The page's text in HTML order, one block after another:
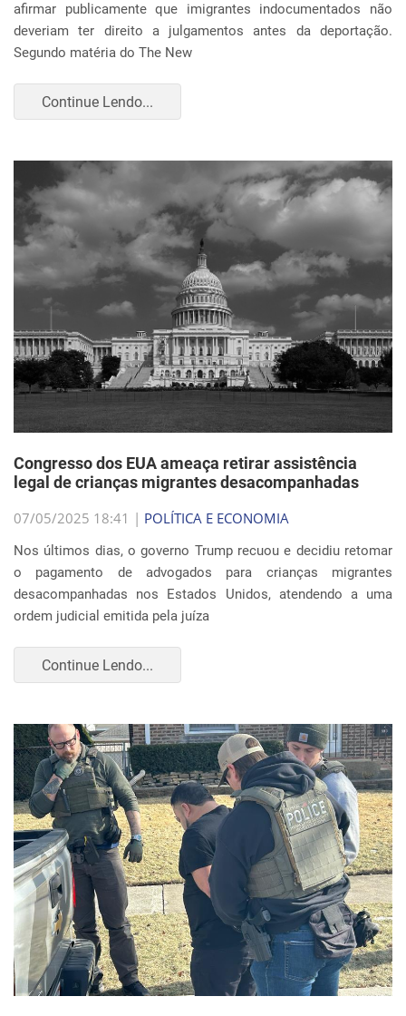
afirmar publicamente que imigrantes indocumentados não
deveriam ter direito a julgamentos antes da deportação.
Segundo matéria do The New
Continue Lendo...
Congresso dos EUA ameaça retirar assistência
legal de crianças migrantes desacompanhadas
07/05/2025 18:41 | POLÍTICA E ECONOMIA
Nos últimos dias, o governo Trump recuou e decidiu retomar
o pagamento de advogados para crianças migrantes
desacompanhadas nos Estados Unidos, atendendo a uma
ordem judicial emitida pela juíza
Continue Lendo...